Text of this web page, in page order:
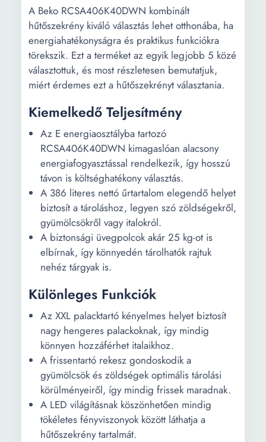
A Beko RCSA406K40DWN kombinált
hűtőszekrény kiváló választás lehet otthonába, ha
energiahatékonyságra és praktikus funkciókra
törekszik. Ezt a terméket az egyik legjobb 5 közé
választottuk, és most részletesen bemutatjuk,
miért érdemes ezt a hűtőszekrényt választania.
Kiemelkedő Teljesítmény
Az E energiaosztályba tartozó
RCSA406K40DWN kimagaslóan alacsony
energiafogyasztással rendelkezik, így hosszú
távon is költséghatékony választás.
A 386 literes nettó űrtartalom elegendő helyet
biztosít a tároláshoz, legyen szó zöldségekről,
gyümölcsökről vagy italokról.
A biztonsági üvegpolcok akár 25 kg-ot is
elbírnak, így könnyedén tárolhatók rajtuk
nehéz tárgyak is.
Különleges Funkciók
Az XXL palacktartó kényelmes helyet biztosít
nagy hengeres palackoknak, így mindig
könnyen hozzáférhet italaikhoz.
A frissentartó rekesz gondoskodik a
gyümölcsök és zöldségek optimális tárolási
körülményeiről, így mindig frissek maradnak.
A LED világításnak köszönhetően mindig
tökéletes fényviszonyok között láthatja a
hűtőszekrény tartalmát.